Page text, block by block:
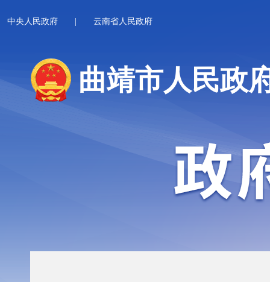
中央人民政府 云南省人民政府
曲靖市人民政